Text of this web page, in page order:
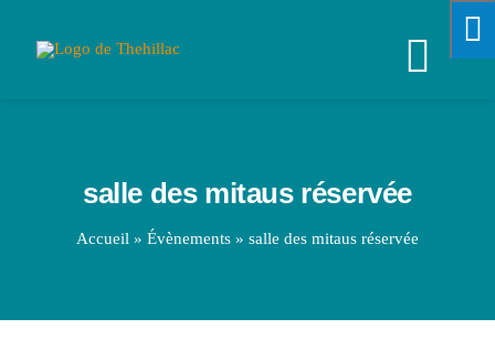
SPORTS & LOISIRS
salle des mitaus réservée
Accueil » Évènements » salle des mitaus réservée